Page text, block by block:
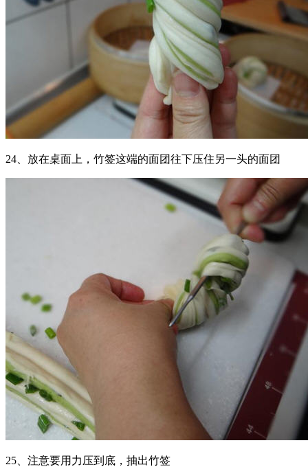
24、放在桌面上，竹签这端的面团往下压住另一头的面团
25、注意要用力压到底，抽出竹签